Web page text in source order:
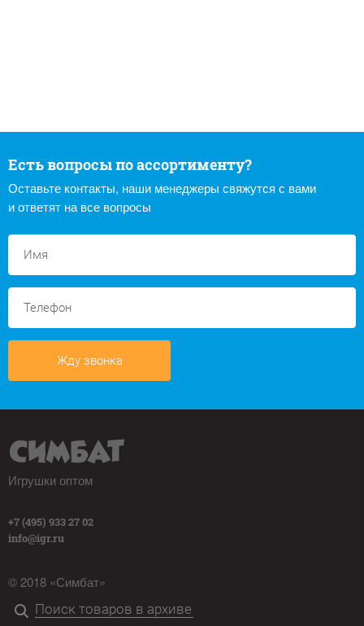
Есть вопросы по ассортименту?
Оставьте контакты, наши менеджеры свяжутся с вами
и ответят на все вопросы
Жду звонка
Игрушки оптом
+7 (495) 933 27 02
info@igr.ru
© 2018 «Симбат»